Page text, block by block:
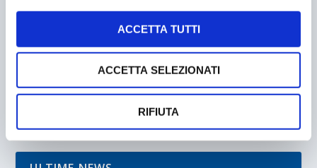
ACCETTA TUTTI
ACCETTA SELEZIONATI
RIFIUTA
AEROPORTI DI FIRENZE ENTRA IN FIRENZE